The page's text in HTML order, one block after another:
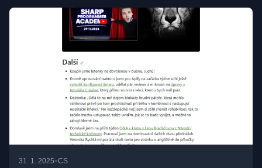
31. 1. 2025•CS